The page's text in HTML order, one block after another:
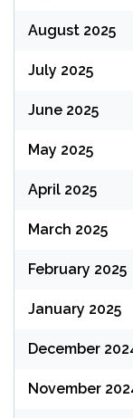
August 2025
July 2025
June 2025
May 2025
April 2025
March 2025
February 2025
January 2025
December
November